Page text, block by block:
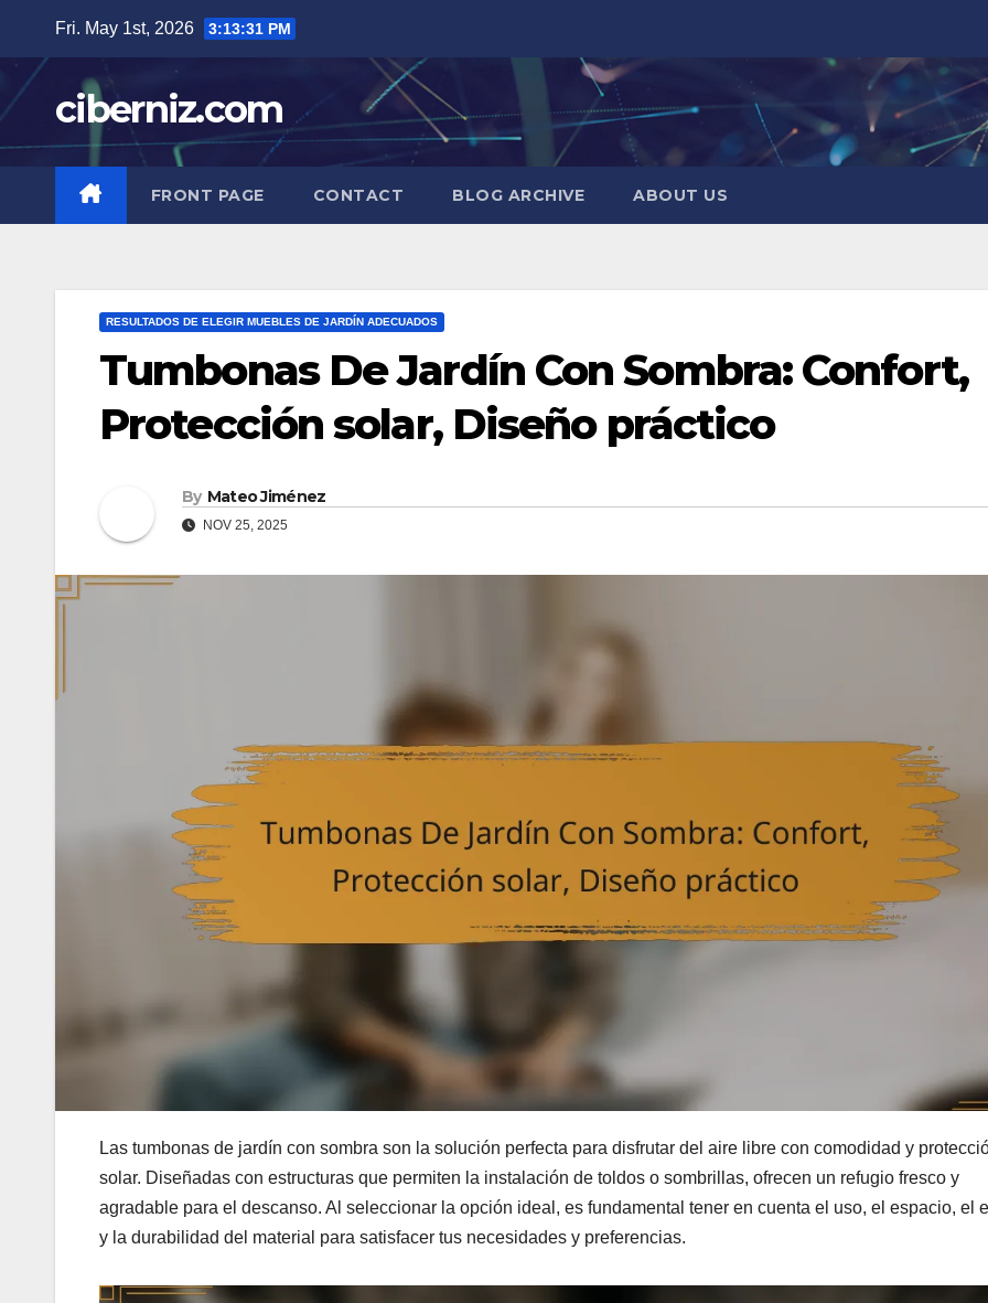
content
Fri. May 1st, 2026 3:13:32 PM
ciberniz.com
FRONT PAGE CONTACT BLOG ARCHIVE ABOUT US
RESULTADOS DE ELEGIR MUEBLES DE JARDÍN ADECUADOS
Tumbonas De Jardín Con Sombra: Confort,
Protección solar, Diseño práctico
By Mateo Jiménez
NOV 25, 2025
Las tumbonas de jardín con sombra son la solución perfecta para disfrutar del aire libre con comodidad y
solar. Diseñadas con estructuras que permiten la instalación de toldos o sombrillas, ofrecen un refugio fresco y
agradable para el descanso. Al seleccionar la opción ideal, es fundamental tener en cuenta el uso, el espacio, el
y la durabilidad del material para satisfacer tus necesidades y preferencias.